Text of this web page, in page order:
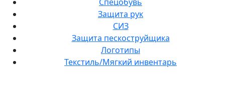
Спецобувь
Защита рук
СИЗ
Защита пескоструйщика
Логотипы
Текстиль/Мягкий инвентарь